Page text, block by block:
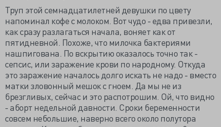
Труп этой семнадцатилетней девушки по цвету
напоминал кофе с молоком. Вот чудо - едва привезли,
как сразу разлагаться начала, воняет как от
пятидневной. Похоже, что милочка бактериями
нашпигована. По вскрытию оказалось точно так -
сепсис, или заражение крови по народному. Откуда
это заражение началось долго искать не надо - вместо
матки зловонный мешок с гноем. Да мы не из
брезгливых, сейчас и это распотрошим. Ой, что видно
- аборт недельной давности. Сроки беременности
совсем небольшие, наверно всего около полутора